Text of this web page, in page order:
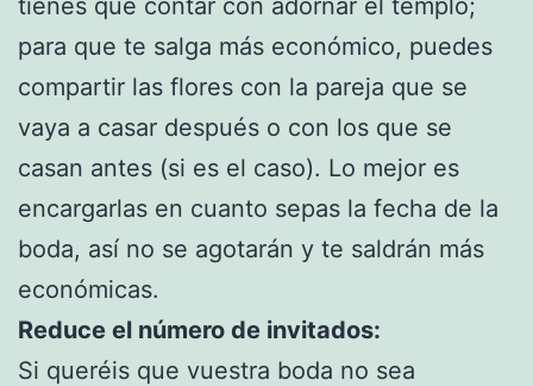
para que te salga más económico, puedes
compartir las flores con la pareja que se
vaya a casar después o con los que se
casan antes (si es el caso). Lo mejor es
encargarlas en cuanto sepas la fecha de la
boda, así no se agotarán y te saldrán más
económicas.
Reduce el número de invitados:
Si queréis que vuestra boda no sea